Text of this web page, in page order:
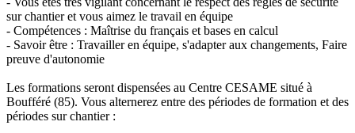
sur chantier et vous aimez le travail en équipe
- Compétences : Maîtrise du français et bases en calcul
- Savoir être : Travailler en équipe, s'adapter aux changements, Faire
preuve d'autonomie
Les formations seront dispensées au Centre CESAME situé à
Boufféré (85). Vous alternerez entre des périodes de formation et des
périodes sur chantier :